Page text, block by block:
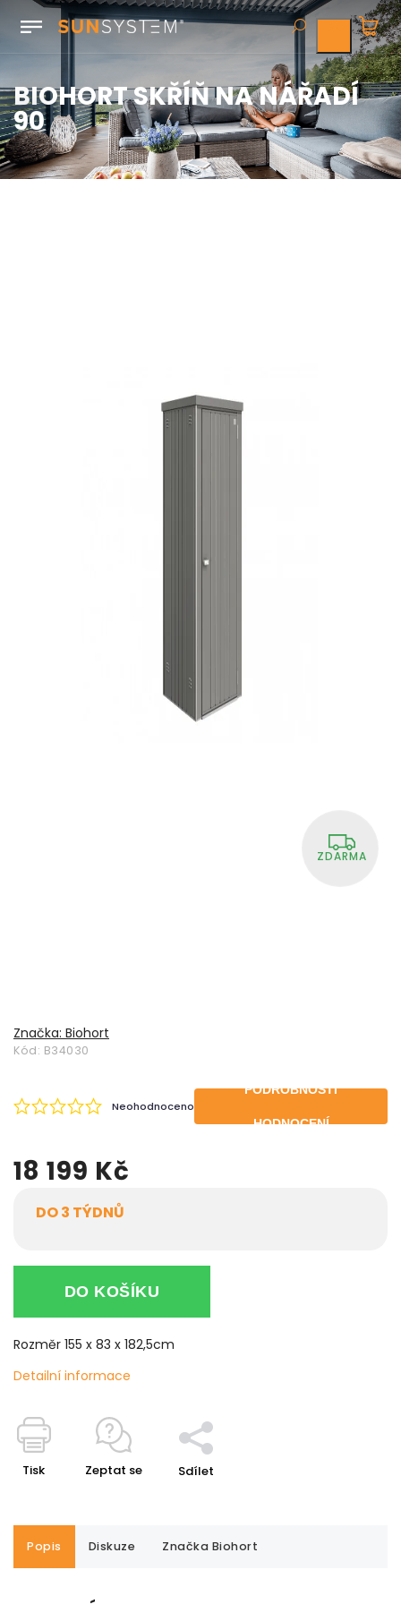
BIOHORT SKŘÍŇ NA NÁŘADÍ
90
ZDARMA
Značka: Biohort
Kód: B34030
Neohodnoceno
PODROBNOSTI
HODNOCENÍ
18 199 Kč
DO 3 TÝDNŮ
DO KOŠÍKU
Rozměr 155 x 83 x 182,5cm
Detailní informace
Tisk Zeptat se Sdílet
Popis Diskuze Značka Biohort